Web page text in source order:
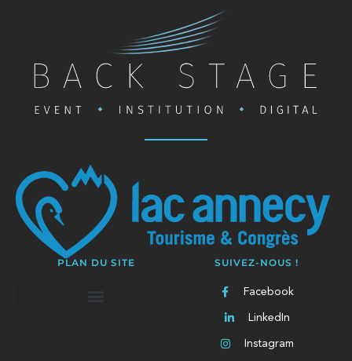
PLAN DU SITE SUIVEZ-NOUS !
Facebook
LinkedIn
Instagram